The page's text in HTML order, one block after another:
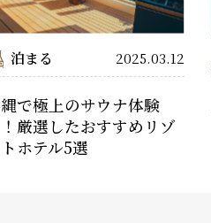
泊まる 2025.03.12
で極上のサウナ体験
厳選したおすすめリゾ
ホテル5選